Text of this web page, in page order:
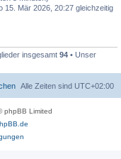
15. Mär 2026, 20:27 gleichzeitig
insgesamt 94 • Unser
Alle Zeiten sind UTC+02:00
phpBB Limited